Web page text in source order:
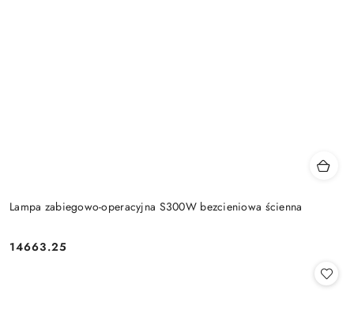
Lampa zabiegowo-operacyjna S300W bezcieniowa ścienna
Cena:
14663.25